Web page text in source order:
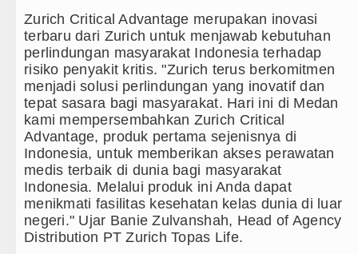
Gubernur Bobby Nasution
Rico Waas : Kemerdekaan
Kurang dari 6 Jam, Polsek
Liverpool vs Monaco Laga
Manchester City vs Atletico
Serapan Anggaran Terendah,
Gubernur Bobby Nasution
Kapolda Sumut Rombak
Zurich Critical Advantage merupakan inovasi
terbaru dari Zurich untuk menjawab kebutuhan
perlindungan masyarakat Indonesia terhadap
risiko penyakit kritis. "Zurich terus berkomitmen
menjadi solusi perlindungan yang inovatif dan
tepat sasara bagi masyarakat. Hari ini di Medan
kami mempersembahkan Zurich Critical
Advantage, produk pertama sejenisnya di
Indonesia, untuk memberikan akses perawatan
medis terbaik di dunia bagi masyarakat
Indonesia. Melalui produk ini Anda dapat
menikmati fasilitas kesehatan kelas dunia di luar
negeri." Ujar Banie Zulvanshah, Head of Agency
Distribution PT Zurich Topas Life.